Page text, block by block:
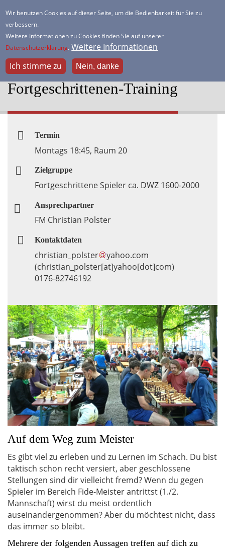
Wir benutzen Cookies auf dieser Seite, um die Bedienbarkeit für Sie zu
verbessern.
Weitere Informationen zu Cookies finden Sie auf unserer
Datenschutzerklärung. Weitere Informationen
Ich stimme zu
Nein, danke
zum
Inhalt
Dein freundlicher Schachverein
Fortgeschrittenen-Training
Termin
Montags 18:45, Raum 20
Zielgruppe
Fortgeschrittene Spieler ca. DWZ 1600-2000
Ansprechpartner
FM Christian Polster
Kontaktdaten
christian_polster yahoo.com
(christian_polster[at]yahoo[dot]com)
0176-82746192
Galerie
Infobox
Auf dem Weg zum Meister
Es gibt viel zu erleben und zu Lernen im Schach. Du bist
taktisch schon recht versiert, aber geschlossene
Stellungen sind dir vielleicht fremd? Wenn du gegen
Spieler im Bereich Fide-Meister antrittst (1./2.
Mannschaft) wirst du meist ordentlich
auseinandergenommen? Aber du möchtest nicht, dass
das immer so bleibt.
Mehrere der folgenden Aussagen treffen auf dich zu